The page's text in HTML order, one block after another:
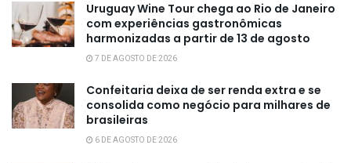
Uruguay Wine Tour chega ao Rio de Janeiro
com experiências gastronômicas
harmonizadas a partir de 13 de agosto
7 DE AGOSTO DE 2026
Confeitaria deixa de ser renda extra e se
consolida como negócio para milhares de
brasileiras
6 DE AGOSTO DE 2026